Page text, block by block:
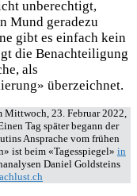
unberechtigt,
Mund geradezu
gibt es einfach kein
die Benachteiligung
als
überzeichnet.
Mittwoch, 23. Februar 2022,
Tag später begann der
Ansprache vom frühen
ist beim «Tagesspiegel» in
Daniel Goldsteins